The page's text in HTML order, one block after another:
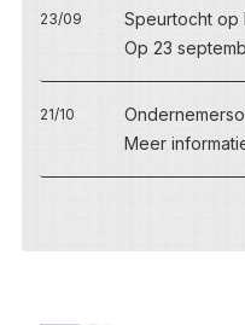
23/09
Speurtocht op
Op 23
21/10
Meer